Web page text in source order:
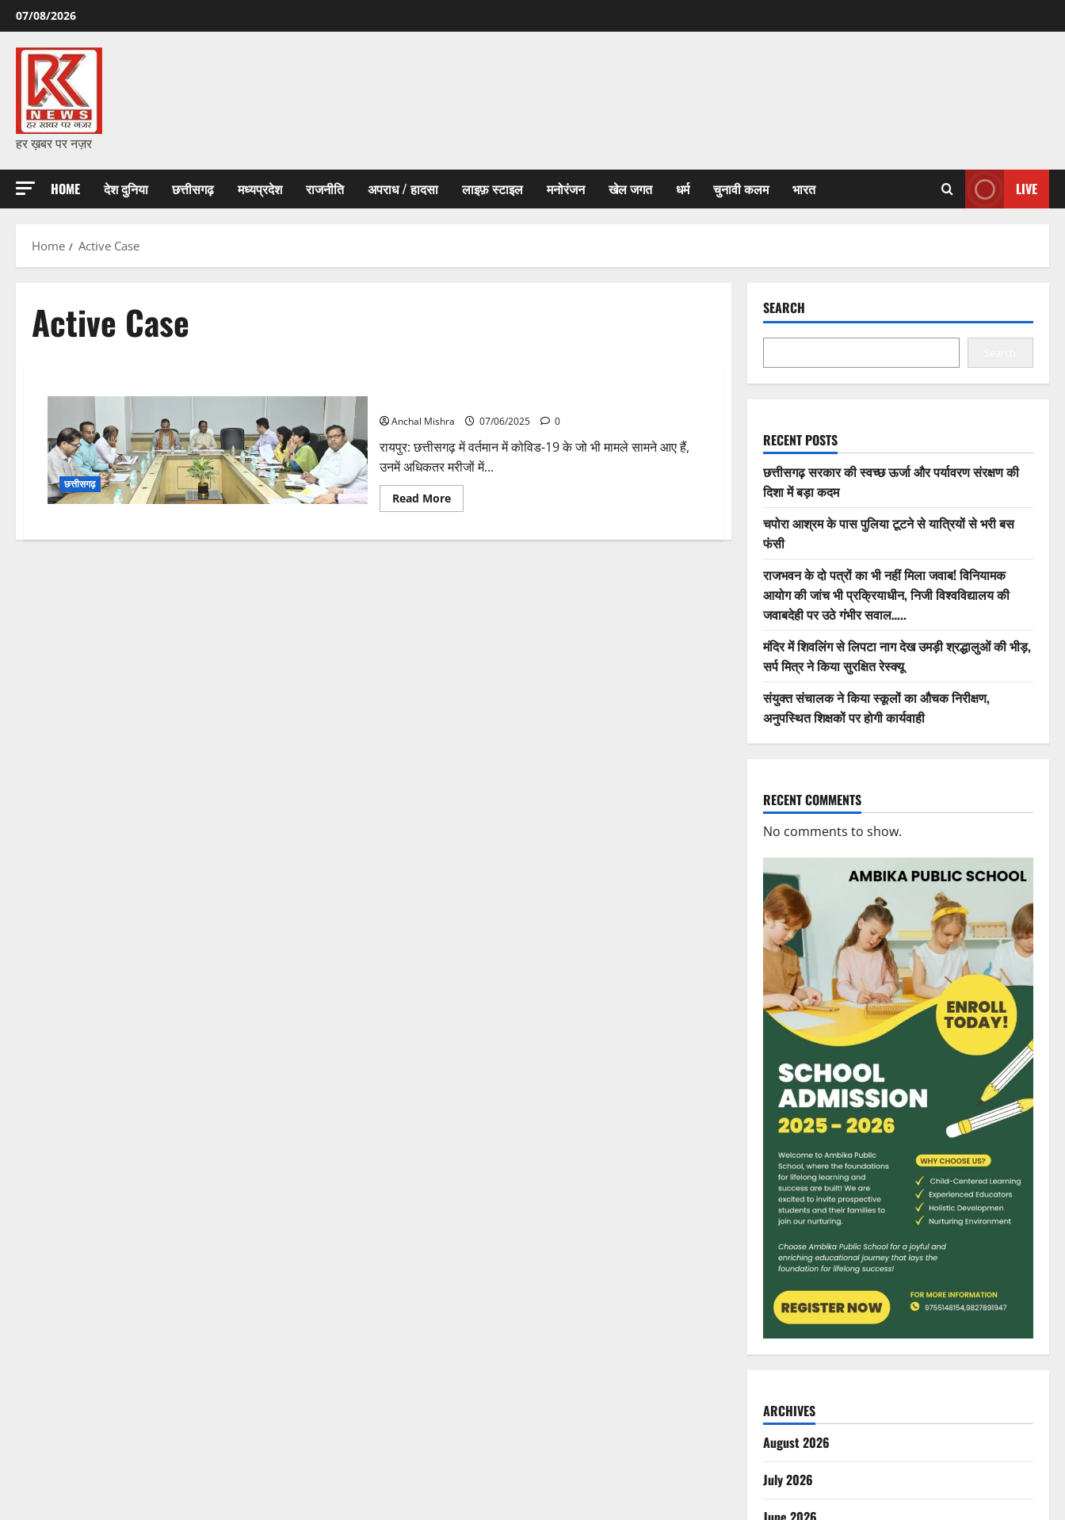
Skip
to
content
07/08/2026
हर ख़बर पर नज़र
HOME देश दुनिया छत्तीसगढ़ मध्यप्रदेश राजनीति अपराध / हादसा लाइफ़ स्टाइल मनोरंजन खेल जगत धर्म चुनावी कलम भारत LIVE
Home Active Case
Active Case
छत्तीसगढ़
Anchal Mishra 07/06/2025 0
रायपुर: छत्तीसगढ़ में वर्तमान में कोविड-19 के जो भी मामले सामने आए हैं,
उनमें अधिकतर मरीजों में...
Read MoreRead
more
में
SEARCH
RECENT POSTS
छत्तीसगढ़ सरकार की स्वच्छ ऊर्जा और पर्यावरण संरक्षण की
दिशा में बड़ा कदम
चपोरा आश्रम के पास पुलिया टूटने से यात्रियों से भरी बस
फंसी
राजभवन के दो पत्रों का भी नहीं मिला जवाब! विनियामक
आयोग की जांच भी प्रक्रियाधीन, निजी विश्वविद्यालय की
जवाबदेही पर उठे गंभीर सवाल…..
मंदिर में शिवलिंग से लिपटा नाग देख उमड़ी श्रद्धालुओं की भीड़,
सर्प मित्र ने किया सुरक्षित रेस्क्यू
संयुक्त संचालक ने किया स्कूलों का औचक निरीक्षण,
अनुपस्थित शिक्षकों पर होगी कार्यवाही
RECENT COMMENTS
No comments to show.
ARCHIVES
August 2026
July 2026